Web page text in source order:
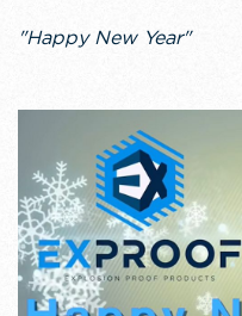
"Happy New Year"